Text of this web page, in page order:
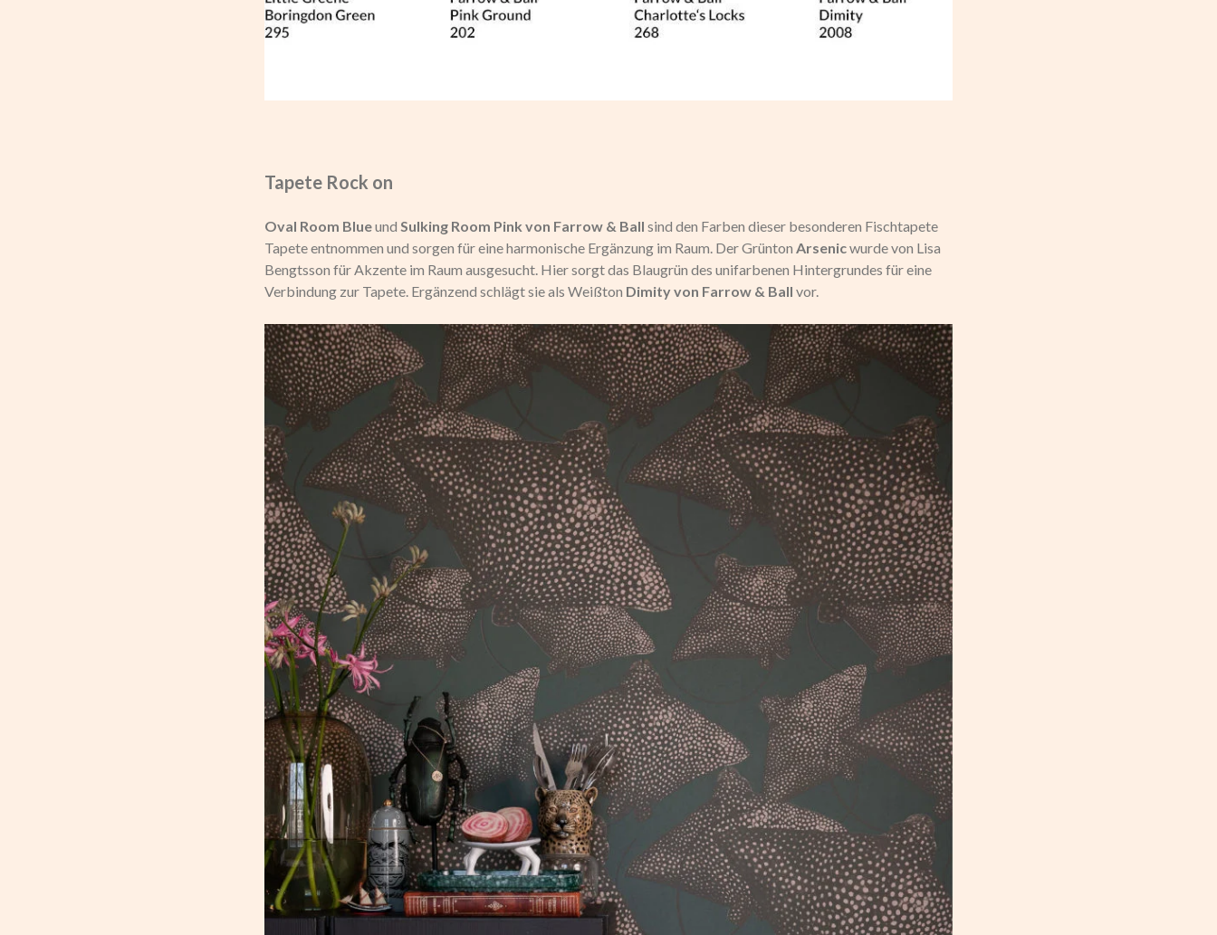
Tapete Rock on
Oval Room Blueund Sulking Room Pink von Farrow & Ball sind den Farben dieser besonderen Fischtapete
Tapete entnommen und sorgen für eine harmonische Ergänzung im Raum. Der Grünton Arsenicwurde von Lisa
Bengtsson für Akzente im Raum ausgesucht. Hier sorgt das Blaugrün des unifarbenen Hintergrundes für eine
Verbindung zur Tapete. Ergänzend schlägt sie als Weißton Dimity von Farrow & Ball vor.